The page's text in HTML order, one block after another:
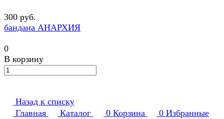
300 руб.
бандана АНАРХИЯ
0
В корзину
Назад к списку
Главная
Каталог 0 Корзина 0 Избранные